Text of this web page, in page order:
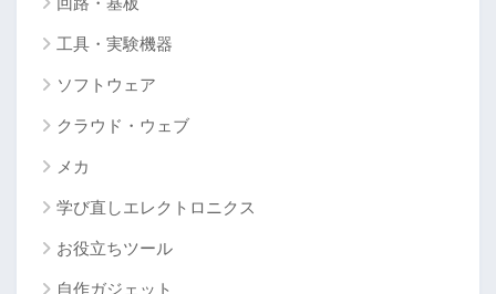
工具・実験機器
ソフトウェア
クラウド・ウェブ
メカ
学び直しエレクトロニクス
お役立ちツール
自作ガジェット